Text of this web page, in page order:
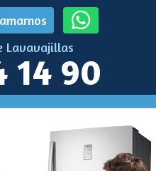
Lavavajillas
14 90